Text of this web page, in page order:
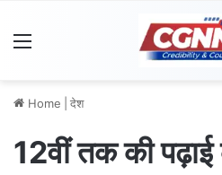
Home देश
12वीं तक की